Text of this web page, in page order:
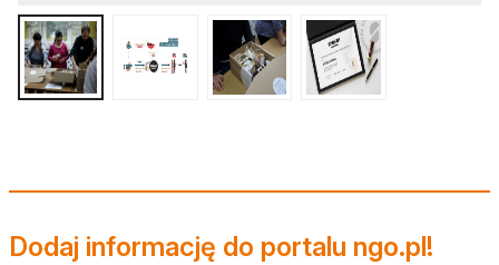
Dodaj informację do portalu ngo.pl!